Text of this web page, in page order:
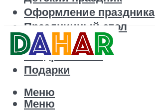
Оформление праздника
Праздничный стол
Корпоратив
Поздравления
Подарки
Меню
Меню